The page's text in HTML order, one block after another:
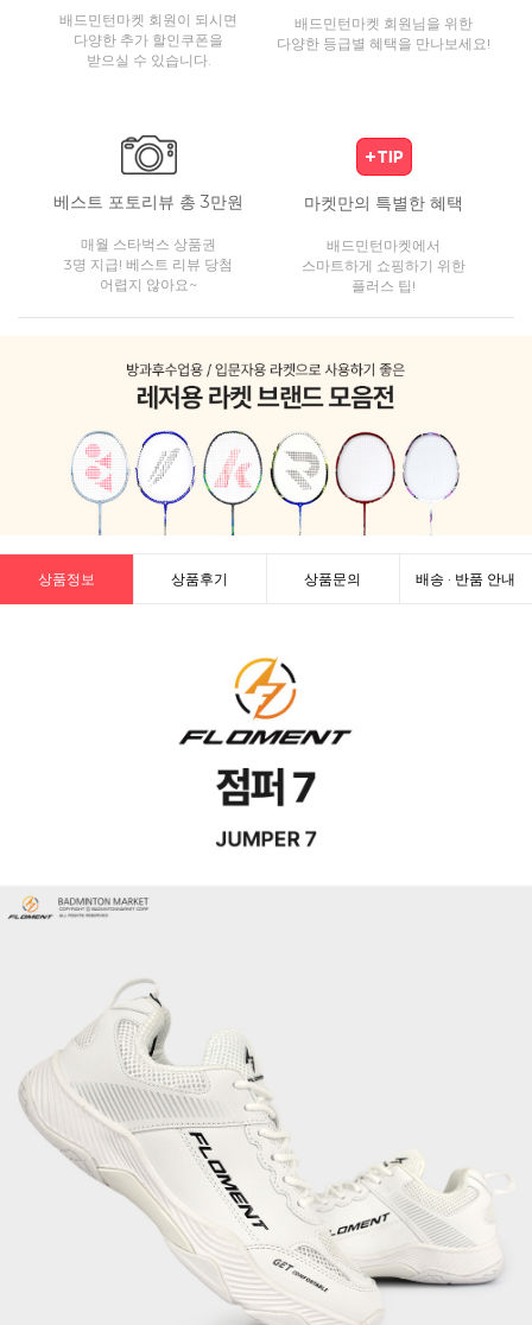
배드민턴마켓 회원이 되시면
다양한 추가 할인쿠폰을
받으실 수 있습니다.
배드민턴마켓 회원님을 위한
다양한 등급별 혜택을 만나보세요!
베스트 포토리뷰 총 3만원
매월 스타벅스 상품권
3명 지급! 베스트 리뷰 당첨
어렵지 않아요~
마켓만의 특별한 혜택
배드민턴마켓에서
스마트하게 쇼핑하기 위한
플러스 팁!
상품정보 상품후기 상품문의 배송 · 반품 안내